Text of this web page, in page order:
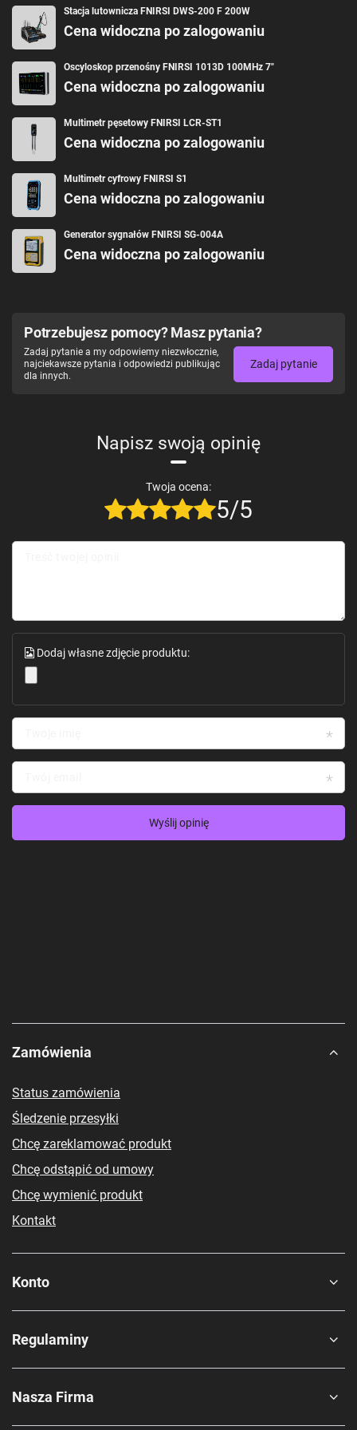
Stacja lutownicza FNIRSI DWS-200 F 200W
Cena widoczna po zalogowaniu
Oscyloskop przenośny FNIRSI 1013D 100MHz 7"
Cena widoczna po zalogowaniu
Multimetr pęsetowy FNIRSI LCR-ST1
Cena widoczna po zalogowaniu
Multimetr cyfrowy FNIRSI S1
Cena widoczna po zalogowaniu
Generator sygnałów FNIRSI SG-004A
Cena widoczna po zalogowaniu
Potrzebujesz pomocy? Masz pytania?
Zadaj pytanie a my odpowiemy niezwłocznie,
najciekawsze pytania i odpowiedzi publikując
dla innych.
Zadaj pytanie
Napisz swoją opinię
Twoja ocena:
5/5
Dodaj własne zdjęcie produktu:
Wyślij opinię
Zamówienia
Status zamówienia
Śledzenie przesyłki
Chcę zareklamować produkt
Chcę odstąpić od umowy
Chcę wymienić produkt
Kontakt
Konto
Regulaminy
Nasza Firma